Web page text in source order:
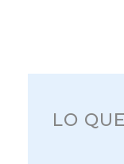
LO